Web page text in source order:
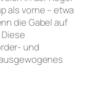
als vorne – etwa
die Gabel auf
und